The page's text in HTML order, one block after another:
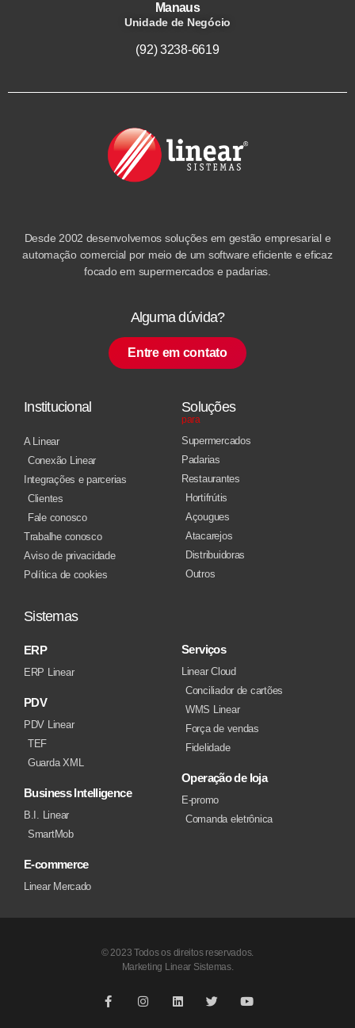
Manaus
Unidade de Negócio
(92) 3238-6619
Desde 2002 desenvolvemos soluções em gestão empresarial e
automação comercial por meio de um software eficiente e eficaz
focado em supermercados e padarias.
Alguma dúvida?
Entre em contato
Institucional
A Linear
Conexão Linear
Integrações e parcerias
Clientes
Fale conosco
Trabalhe conosco
Aviso de privacidade
Política de cookies
Soluções
para
Supermercados
Padarias
Restaurantes
Hortifrútis
Açougues
Atacarejos
Distribuidoras
Outros
Sistemas
ERP
ERP Linear
PDV
PDV Linear
TEF
Guarda XML
Business Intelligence
B.I. Linear
SmartMob
E-commerce
Linear Mercado
Serviços
Linear Cloud
Conciliador de cartões
WMS Linear
Força de vendas
Fidelidade
Operação de loja
E-promo
Comanda eletrônica
© 2023 Todos os direitos reservados.
Marketing Linear Sistemas.